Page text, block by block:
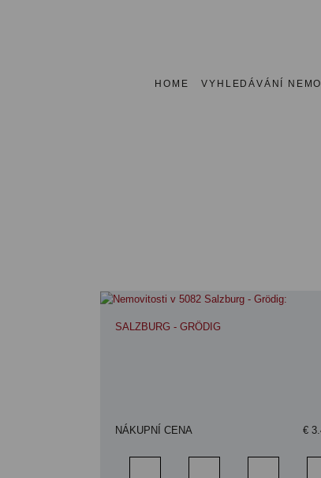
HOME VYHLEDÁVÁNÍ
SALZBURG - GRÖDIG
NÁKUPNÍ CENA €